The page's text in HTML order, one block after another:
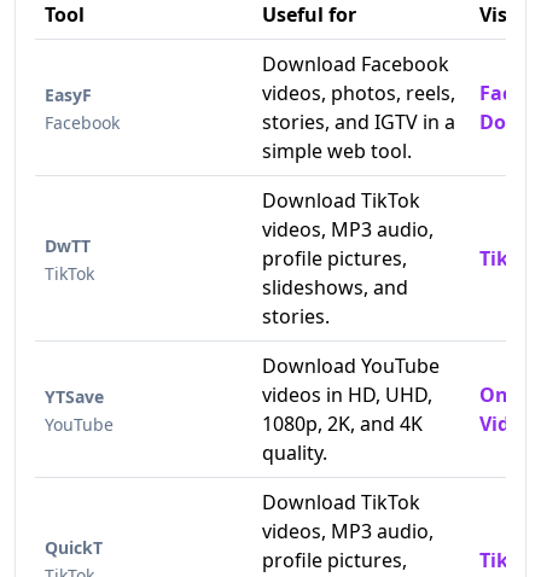
Tool Useful for Visit
EasyF
Facebook
Download Facebook
videos, photos, reels,
stories, and IGTV in a
simple web tool.
DwTT
TikTok
Download TikTok
videos, MP3 audio,
profile pictures,
slideshows, and
stories.
YTSave
YouTube
Download YouTube
videos in HD, UHD,
1080p, 2K, and 4K
quality.
Video
QuickT
Download TikTok
videos, MP3 audio,
profile pictures,